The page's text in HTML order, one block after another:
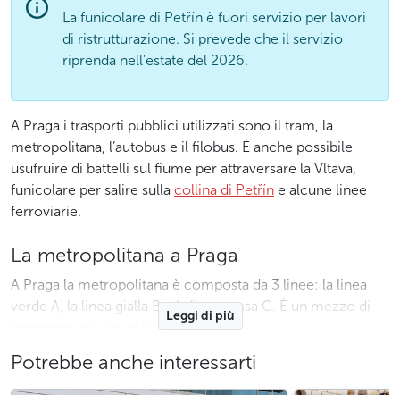
La funicolare di Petřín è fuori servizio per lavori
di ristrutturazione. Si prevede che il servizio
riprenda nell'estate del 2026.
A Praga i trasporti pubblici utilizzati sono il tram, la
metropolitana, l’autobus e il filobus. È anche possibile
usufruire di battelli sul fiume per attraversare la Vltava,
funicolare per salire sulla collina di Petřín e alcune linee
ferroviarie.
La metropolitana a Praga
A Praga la metropolitana è composta da 3 linee: la linea
verde A, la linea gialla B e la linea rossa C. È un mezzo di
trasposrto sicuro, veloce e puntuale.
La metropolitana a Praga funziona dalle 4:40 alle 00:45
circa, sapendo che l’ultima metro parte dai rispettivi
Leggi di più
Potrebbe anche interessarti